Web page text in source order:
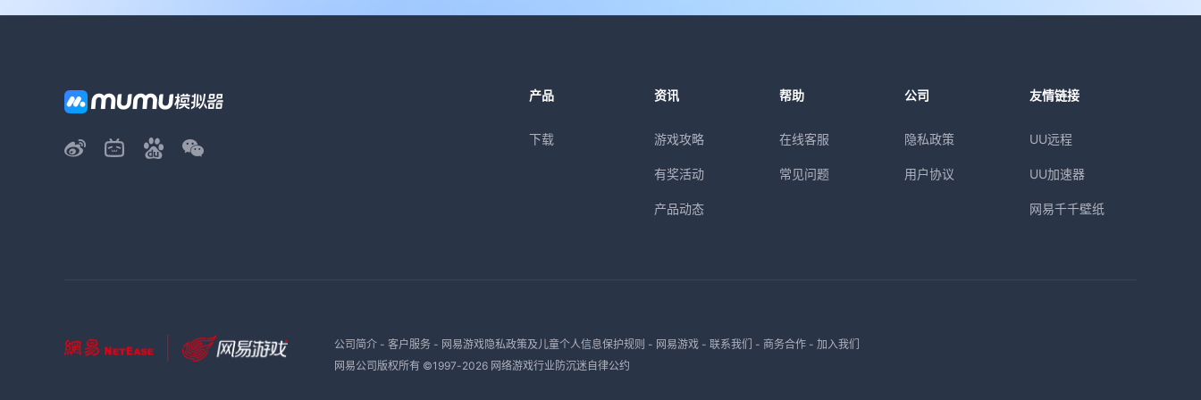
产品
下载
资讯
游戏攻略
有奖活动
产品动态
帮助
在线客服
常见问题
公司
隐私政策
用户协议
友情链接
UU远程
UU加速器
网易千千壁纸
公司简介- 客户服务- 网易游戏隐私政策及儿童个人信息保护规则 - 网易游戏- 联系我们 - 商务合作- 加入我们
网易公司版权所有 ©1997-2026 网络游戏行业防沉迷自律公约